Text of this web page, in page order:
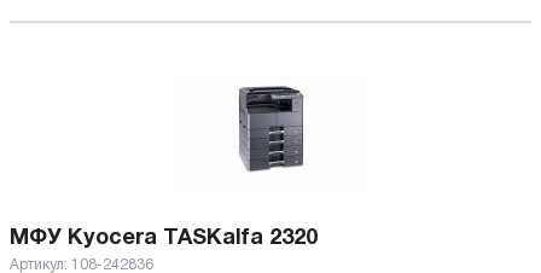
МФУ Kyocera TASKalfa 2320
Артикул: 108-242836